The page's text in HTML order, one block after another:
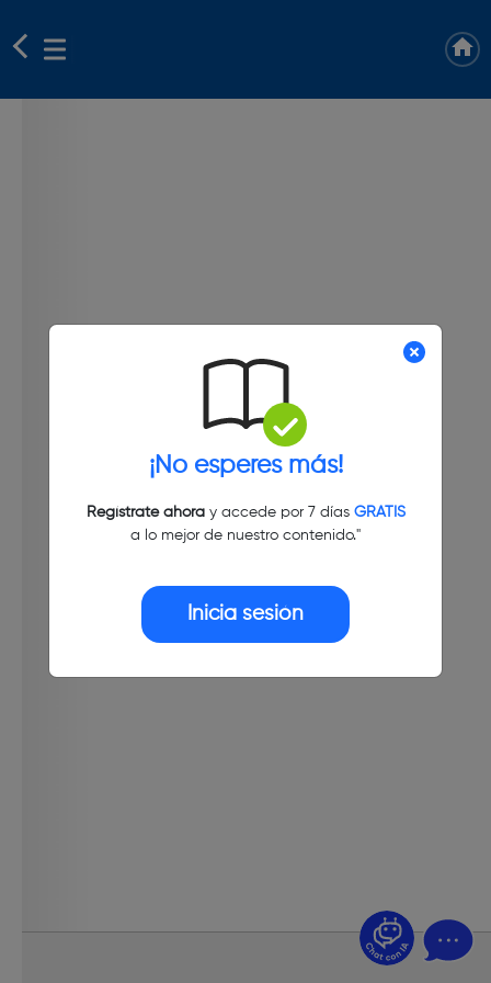
¡No esperes más!
Regístrate ahoray accede por 7 días GRATIS
a lo mejor de nuestro contenido."
Inicia sesión